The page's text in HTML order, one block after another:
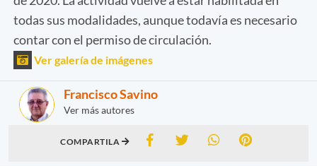
todas sus modalidades, aunque todavía es necesario
contar con el permiso de circulación.
Ver galería de imágenes
Francisco Savino
Ver más autores
COMPARTILA